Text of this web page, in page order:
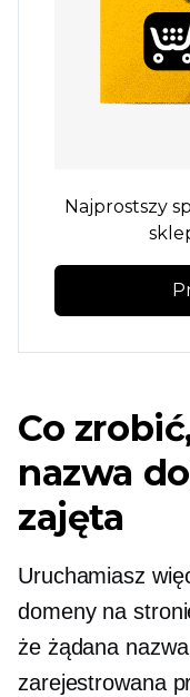
Najprostszy
Co
nazwa
zajęta
Uruchamiasz
domeny na
że żądana
zarejestrowana